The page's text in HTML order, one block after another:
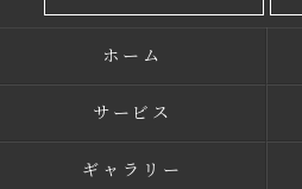
ホーム
サービス
ギャラリー